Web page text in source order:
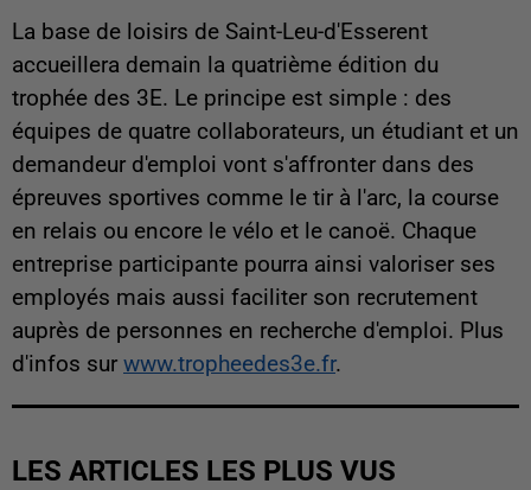
La base de loisirs de Saint-Leu-d'Esserent
accueillera demain la quatrième édition du
trophée des 3E. Le principe est simple : des
équipes de quatre collaborateurs, un étudiant et un
demandeur d'emploi vont s'affronter dans des
épreuves sportives comme le tir à l'arc, la course
en relais ou encore le vélo et le canoë. Chaque
entreprise participante pourra ainsi valoriser ses
employés mais aussi faciliter son recrutement
auprès de personnes en recherche d'emploi. Plus
d'infos sur www.tropheedes3e.fr.
LES ARTICLES LES PLUS VUS